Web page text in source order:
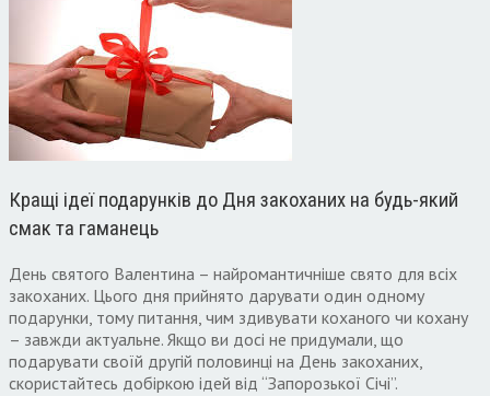
Кращі ідеї подарунків до Дня закоханих на будь-який
смак та гаманець
День святого Валентина – найромантичніше свято для всіх
закоханих. Цього дня прийнято дарувати один одному
подарунки, тому питання, чим здивувати коханого чи кохану
– завжди актуальне. Якщо ви досі не придумали, що
подарувати своїй другій половинці на День закоханих,
скористайтесь добіркою ідей від “Запорозької Січі”.